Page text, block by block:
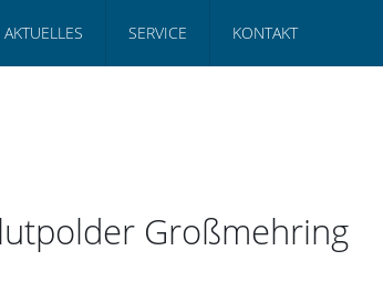
AKTUELLES SERVICE KONTAKT
Großmehring